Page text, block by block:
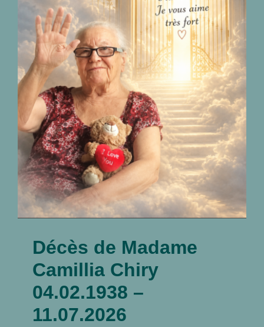
Décès de Madame
Camillia Chiry
04.02.1938 – 11.07.2026
nécrologies
Décès de Madame
Camillia Chiry
04.02.1938 –
11.07.2026